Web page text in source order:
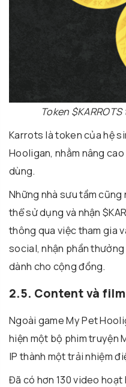
Token
Karrots là token của hệ
Hooligan, nhằm nâng
dùng.
Những nhà sưu tầm
thể sử dụng và nhận
thông qua việc tham gia
social, nhận phần
dành cho cộng đồng.
2.5. Content và film
Ngoài game My Pet
hiện một bộ phim truyện
IP thành một trải nhiệm
Đã có hơn 130 video